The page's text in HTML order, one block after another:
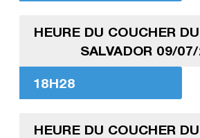
HEURE DU COUCHER
SALVADOR 09/
18H28
HEURE DU COUCHER